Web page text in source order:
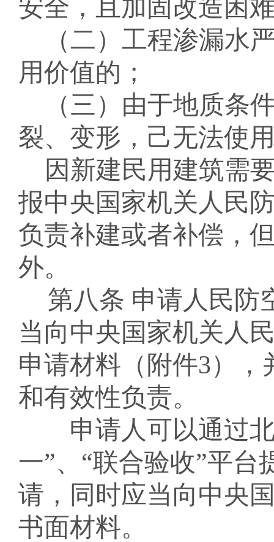
安全，且加固改造困
（二） 工程渗漏水
用价值的；
（三） 由于地质条
裂、变形，己无法使
因新建民用建筑需
报中央国家机关人民
负责补建或者补偿，
外。
第八条 申请人民防
当向中央国家机关人
申请材料（附件3），
和有效性负责。
申请人可以通过
一”、 “联合验收”平台
请 ，同时应当向中央
书面材料。